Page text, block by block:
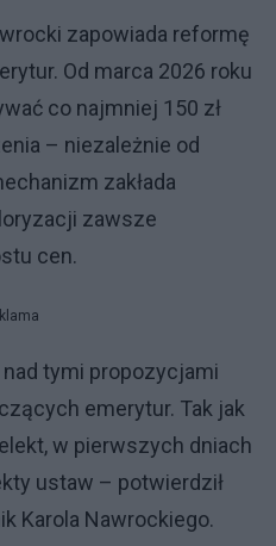
zapowiada reformę
Od marca 2026 roku
co najmniej 150 zł
– niezależnie od
zakłada
zawsze
cen.
tymi propozycjami
emerytur. Tak jak
w pierwszych dniach
ustaw – potwierdził
Karola Nawrockiego.